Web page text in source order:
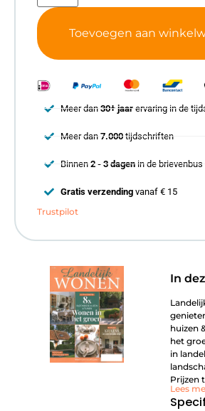
In
huizen
het
in
Prijzen
Lees
Toevoegen aan
Meer dan 30+ jaarervaring in de
Meer dan 7.000tijdschriften
Binnen 2 - 3 dagenin de brievenbus
Gratis verzendingvanaf € 15
Trustpilot